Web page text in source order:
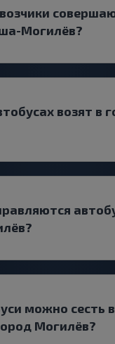
Могилёв?
возят в
можно сесть в
Могилёв?